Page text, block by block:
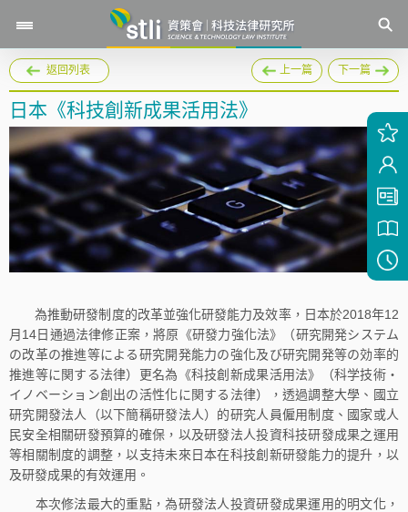
返回列表 上一篇 下一篇
日本《科技創新成果活用法》
為推動研發制度的改革並強化研發能力及效率，日本於2018年12
月14日通過法律修正案，將原《研發力強化法》（研究開発システム
の改革の推進等による研究開発能力の強化及び研究開発等の効率的
推進等に関する法律）更名為《科技創新成果活用法》（科学技術・
イノベーション創出の活性化に関する法律），透過調整大學、國立
研究開發法人（以下簡稱研發法人）的研究人員僱用制度、國家或人
民安全相關研發預算的確保，以及研發法人投資科技研發成果之運用
等相關制度的調整，以支持未來日本在科技創新研發能力的提升，以
及研發成果的有效運用。
本次修法最大的重點，為研發法人投資研發成果運用的明文化，